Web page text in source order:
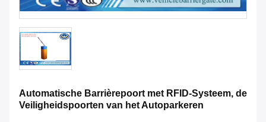
Automatische Barrièrepoort met RFID-Systeem, de
Veiligheidspoorten van het Autoparkeren